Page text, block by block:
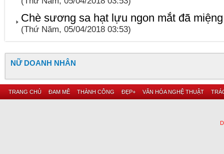
Chè sương sa hạt lựu ngon mắt đã
(Thứ Năm, 05/04/2018 03:53)
NỮ DOANH NHÂN
TRANG CHỦ ĐAM MÊ THÀNH CÔNG ĐẸP+ VĂN HÓA NGHỆ THUẬT